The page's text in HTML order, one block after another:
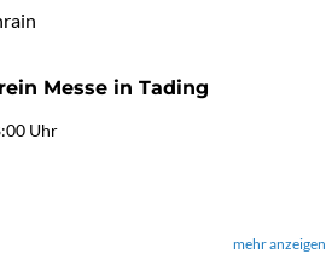
Messe in Tading
Uhr
mehr anzeigen